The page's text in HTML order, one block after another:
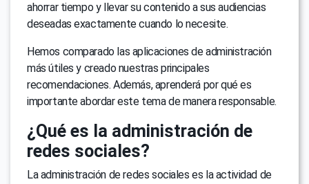
ahorrar tiempo y llevar su contenido a sus audiencias
deseadas exactamente cuando lo necesite.
Hemos comparado las aplicaciones de administración
más útiles y creado nuestras principales
recomendaciones. Además, aprenderá por qué es
importante abordar este tema de manera responsable.
¿Qué es la administración de
redes sociales?
La administración de redes sociales es la actividad de